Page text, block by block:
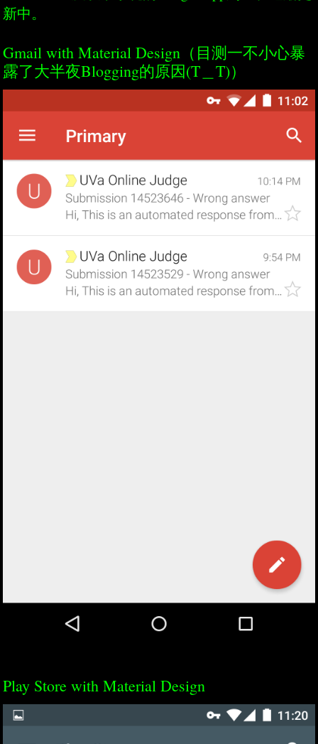
新中。
Gmail with Material Design（目测一不小心暴
露了大半夜Blogging的原因(T＿T)）
Play Store with Material Design